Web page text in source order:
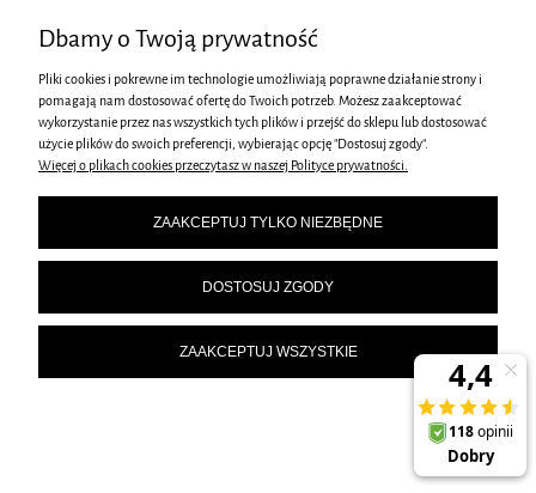
INFORMACJE
Dbamy o Twoją prywatność
Pliki cookies i pokrewne im technologie umożliwiają poprawne działanie strony i
pomagają nam dostosować ofertę do Twoich potrzeb. Możesz zaakceptować
wykorzystanie przez nas wszystkich tych plików i przejść do sklepu lub dostosować
użycie plików do swoich preferencji, wybierając opcję "Dostosuj zgody".
Więcej o plikach cookies przeczytasz w naszej Polityce prywatności.
ZAAKCEPTUJ TYLKO NIEZBĘDNE
DOSTOSUJ ZGODY
ZAAKCEPTUJ WSZYSTKIE